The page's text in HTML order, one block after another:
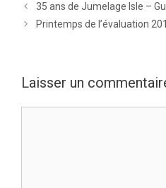
35 ans de Jumelage Isle –
Printemps de l’évaluation
Laisser un